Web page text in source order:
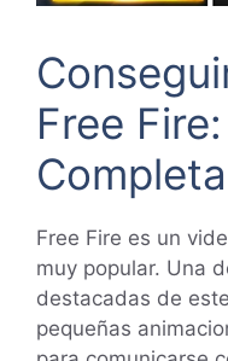
Free
Completa
Free Fire es un
muy popular. Una
destacadas de
pequeñas